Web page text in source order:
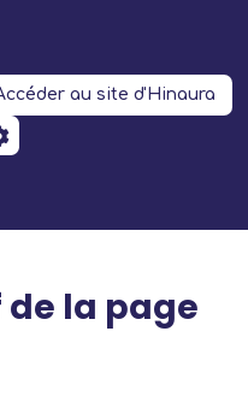
au site d'Hinaura
la page